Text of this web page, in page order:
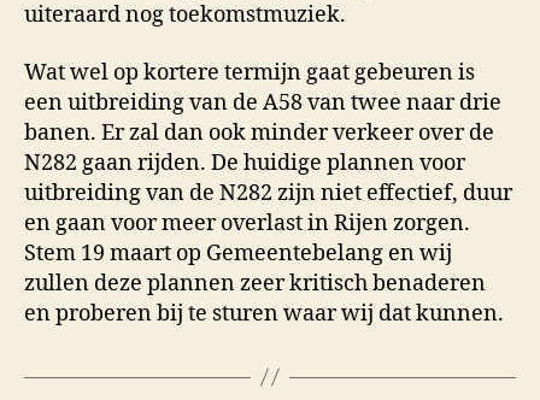
uiteraard nog toekomstmuziek.
Wat wel op kortere termijn gaat gebeuren is
een uitbreiding van de A58 van twee naar drie
banen. Er zal dan ook minder verkeer over de
N282 gaan rijden. De huidige plannen voor
uitbreiding van de N282 zijn niet effectief, duur
en gaan voor meer overlast in Rijen zorgen.
Stem 19 maart op Gemeentebelang en wij
zullen deze plannen zeer kritisch benaderen
en proberen bij te sturen waar wij dat kunnen.